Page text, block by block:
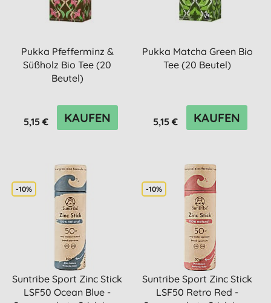
Pukka Pfefferminz &
Süßholz Bio Tee (20
Beutel)
5,15 € KAUFEN
Pukka Matcha Green Bio
Tee (20 Beutel)
5,15 € KAUFEN
-10%
Suntribe Sport Zinc Stick
LSF50 Ocean Blue -
-10%
Suntribe Sport Zinc Stick
LSF50 Retro Red -